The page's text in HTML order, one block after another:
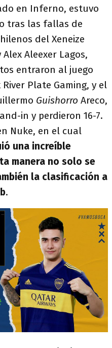
en Inferno, estuvo
tras las fallas de
del Xeneize
Alex Aleexer Lagos,
entraron al juego
River Plate Gaming, y el
Guishorro Areco,
in y perdieron 16-7.
Nuke, en el cual
una increíble
manera no solo se
la clasificación a
.